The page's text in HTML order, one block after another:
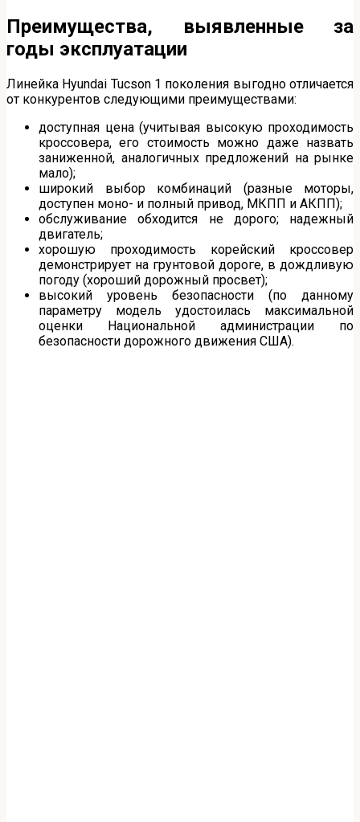
Преимущества, выявленные за
годы эксплуатации
Линейка Hyundai Tucson 1 поколения выгодно отличается
от конкурентов следующими преимуществами:
доступная цена (учитывая высокую проходимость
кроссовера, его стоимость можно даже назвать
заниженной, аналогичных предложений на рынке
мало);
широкий выбор комбинаций (разные моторы,
доступен моно- и полный привод, МКПП и АКПП);
обслуживание обходится не дорого; надежный
двигатель;
хорошую проходимость корейский кроссовер
демонстрирует на грунтовой дороге, в дождливую
погоду (хороший дорожный просвет);
высокий уровень безопасности (по данному
параметру модель удостоилась максимальной
оценки Национальной администрации по
безопасности дорожного движения США).